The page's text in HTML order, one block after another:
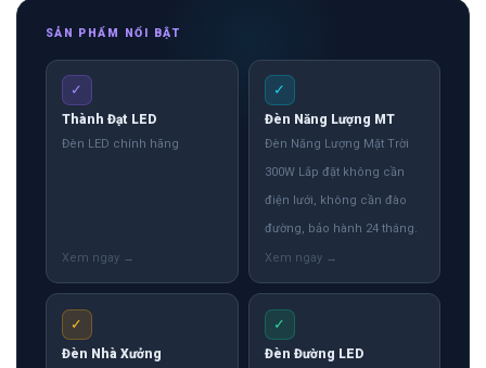
SẢN PHẨM NỔI BẬT
✓
Thành Đạt LED
Đèn LED chính hãng
✓
Đèn Năng Lượng MT
Đèn Năng Lượng Mặt Trời
300W Lắp đặt không cần
điện lưới, không cần đào
đường, bảo hành 24 tháng.
✓
Đèn Nhà Xưởng
✓
Đèn Đường LED